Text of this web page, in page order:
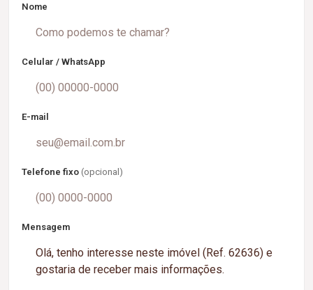
Nome
Celular / WhatsApp
E-mail
Telefone fixo (opcional)
Mensagem